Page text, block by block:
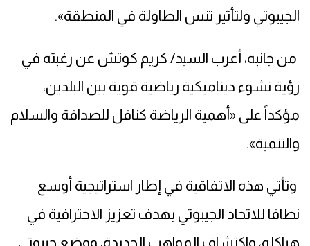
الجيبوتي ولتأثير تنس الطاولة في المنطقة».
من جانبه، أعرب السيد/ كريم كوتش عن رغبته في
رؤية نشوء ديناميكية رياضية قوية بين البلدين،
مؤكداً على «أهمية الرياضة كناقل للصداقة والسلام
والتنمية».
وتأتي هذه الاتفاقية في إطار استراتيجية أوسع
نطاقا للاتحاد الجيبوتي بهدف تعزيز الاحترافية في
هياكله، واكتشاف المواهب الجديدة، ووضع جيبوتي